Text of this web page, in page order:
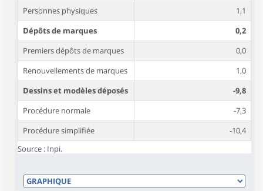
Personnes physiques
1,1
Dépôts de marques
0,2
Premiers dépôts de marques
0,0
Renouvellements de marques
1,0
Dessins et modèles déposés
-9,8
Procédure normale
-7,3
Procédure simplifiée
-10,4
Source : Inpi.